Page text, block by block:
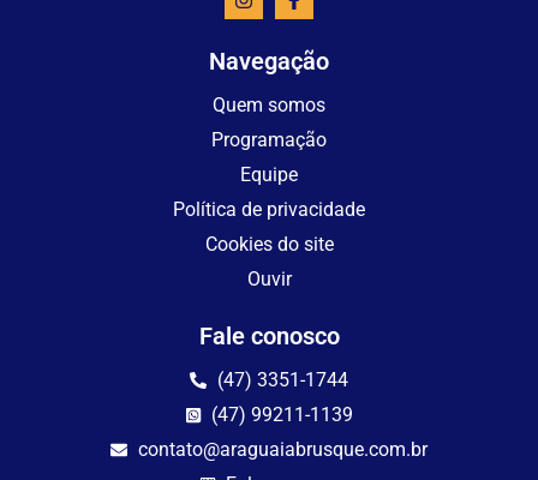
Navegação
Quem somos
Programação
Equipe
Política de privacidade
Cookies do site
Ouvir
Fale conosco
(47) 3351-1744
(47) 99211-1139
contato@araguaiabrusque.com.br